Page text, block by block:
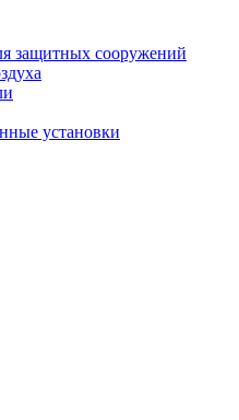
защитных сооружений
установки